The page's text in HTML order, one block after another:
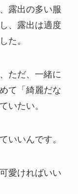
露出の多い服
、露出は適度
た。
ただ、一緒に
て「綺麗だな
いたい。
いいんです。
愛ければいい